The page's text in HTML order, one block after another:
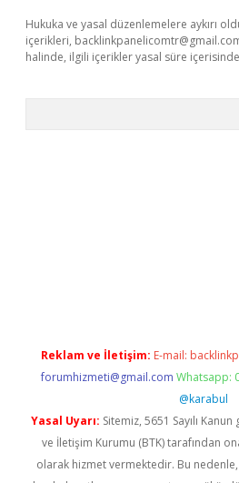
Hukuka ve yasal düzenlemelere aykırı
içerikleri,
halinde, ilgili içerikler yasal süre
Reklam ve İletişim: E-mail:
forumhizmeti@gmail.com Whatsapp:
@karabul
Yasal Uyarı: Sitemiz, 5651 Sayılı
ve İletişim Kurumu (BTK) tarafından
olarak hizmet vermektedir. Bu